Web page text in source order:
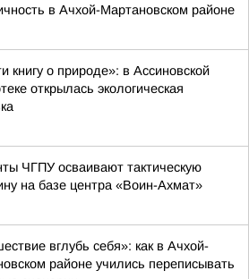
в Ачхой-Мартановском районе
книгу о природе»: в Ассиновской
открылась экологическая
ЧГПУ осваивают тактическую
на базе центра «Воин-Ахмат»
вглубь себя»: как в Ачхой-
районе учились переписывать